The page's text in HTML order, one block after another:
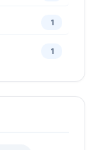
1
1